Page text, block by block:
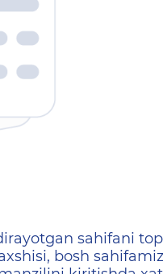
не
sahifani
bosh